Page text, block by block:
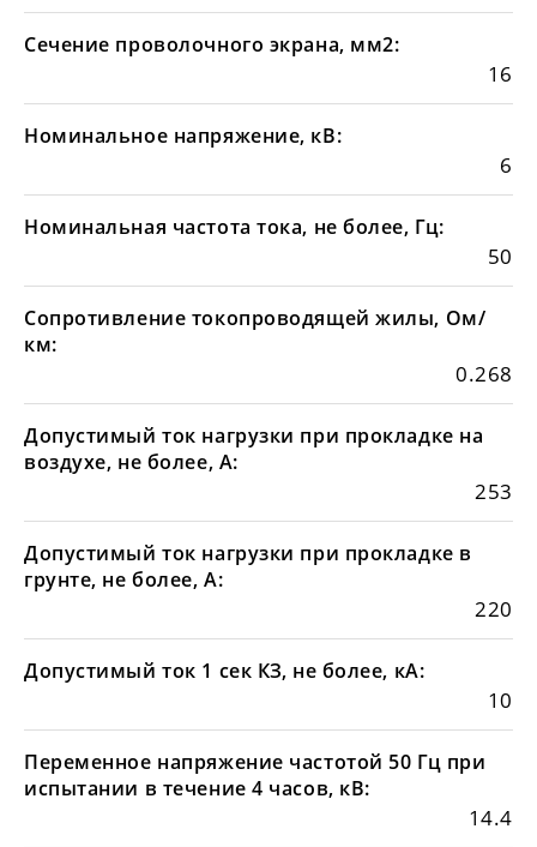
Сечение проволочного экрана, мм2:
16
Номинальное напряжение, кВ:
6
Номинальная частота тока, не более, Гц:
50
Сопротивление токопроводящей жилы, Ом/
км:
0.268
Допустимый ток нагрузки при прокладке на
воздухе, не более, А:
253
Допустимый ток нагрузки при прокладке в
грунте, не более, А:
220
Допустимый ток 1 сек КЗ, не более, кА:
10
Переменное напряжение частотой 50 Гц при
испытании в течение 4 часов, кВ:
14.4